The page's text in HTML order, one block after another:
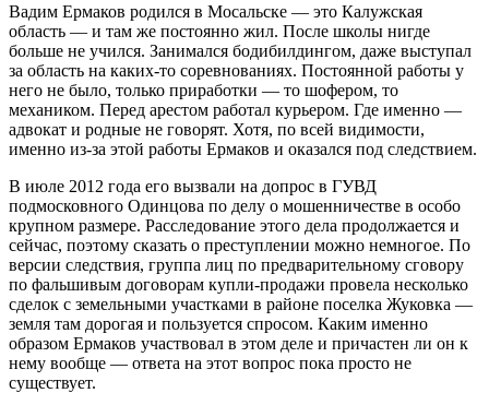
Вадим Ермаков родился в Мосальске — это Калужская
область — и там же постоянно жил. После школы нигде
больше не учился. Занимался бодибилдингом, даже выступал
за область на каких-то соревнованиях. Постоянной работы у
него не было, только приработки — то шофером, то
механиком. Перед арестом работал курьером. Где именно —
адвокат и родные не говорят. Хотя, по всей видимости,
именно из-за этой работы Ермаков и оказался под следствием.
В июле 2012 года его вызвали на допрос в ГУВД
подмосковного Одинцова по делу о мошенничестве в особо
крупном размере. Расследование этого дела продолжается и
сейчас, поэтому сказать о преступлении можно немногое. По
версии следствия, группа лиц по предварительному сговору
по фальшивым договорам купли-продажи провела несколько
сделок с земельными участками в районе поселка Жуковка —
земля там дорогая и пользуется спросом. Каким именно
образом Ермаков участвовал в этом деле и причастен ли он к
нему вообще — ответа на этот вопрос пока просто не
существует.